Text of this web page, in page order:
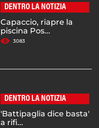
DENTRO LA NOTIZIA
Capaccio, riapre la
piscina Pos...
3083
DENTRO LA NOTIZIA
'Battipaglia dice basta'
a rifi...